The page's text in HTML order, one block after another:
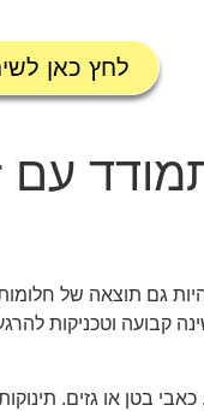
לחץ כאן
עם
גם תוצאה של
קבועה וטכניקות
בטן או גזים.